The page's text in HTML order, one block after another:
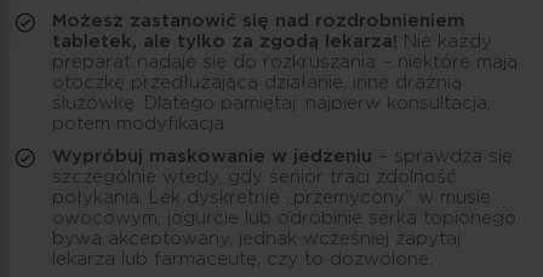
Możesz zastanowić się nad rozdrobnieniem
tabletek, ale tylko za zgodą lekarza! Nie każdy
preparat nadaje się do rozkruszania – niektóre mają
otoczkę przedłużającą działanie, inne drażnią
śluzówkę. Dlatego pamiętaj: najpierw konsultacja,
potem modyfikacja,
Wypróbuj maskowanie w jedzeniu – sprawdza się
szczególnie wtedy, gdy senior traci zdolność
połykania. Lek dyskretnie „przemycony” w musie
owocowym, jogurcie lub odrobinie serka topionego
bywa akceptowany, jednak wcześniej zapytaj
lekarza lub farmaceutę, czy to dozwolone,